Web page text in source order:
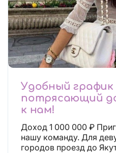
Удобный график
потрясающий
к нам!
Доход 1 000 000 ₽ Приглашаем девушек в
нашу команду. Для девушек из других
городов проезд до